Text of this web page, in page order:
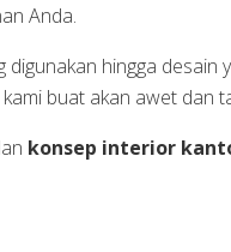
Anda.
hingga desain
buat akan awet dan
konsep interior